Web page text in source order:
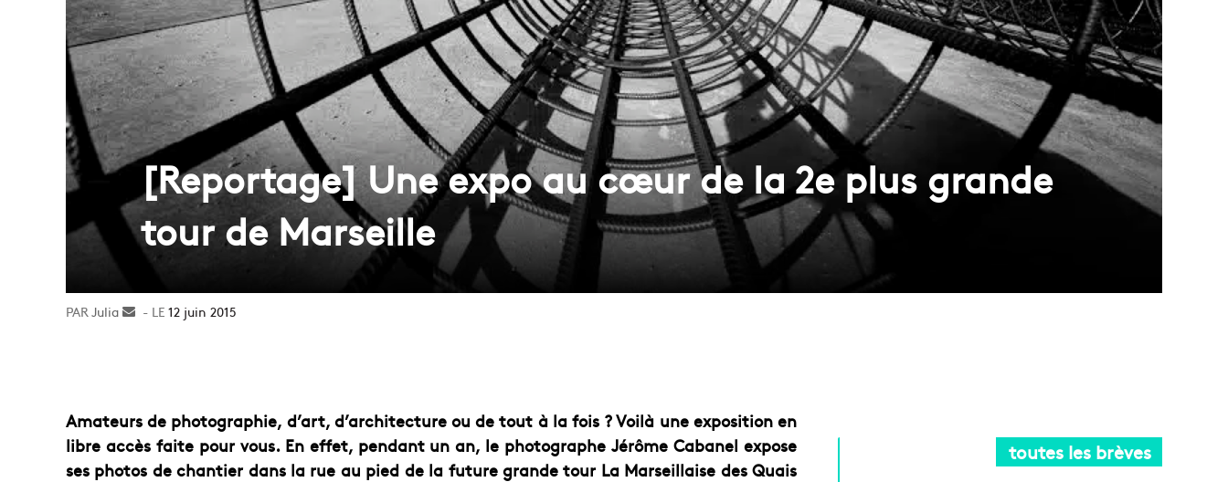
[Reportage] Une expo au cœur de la 2e plus grande
tour de Marseille
Julia
Envoyer12 juin 2015
Amateurs de photographie, d’art, d’architecture ou de tout à la fois ? Voilà une exposition en
libre accès faite pour vous. En effet, pendant un an, le photographe Jérôme Cabanel expose
ses photos de chantier dans la rue au pied de la future grande tour La Marseillaise des Quais
toutes les brèves